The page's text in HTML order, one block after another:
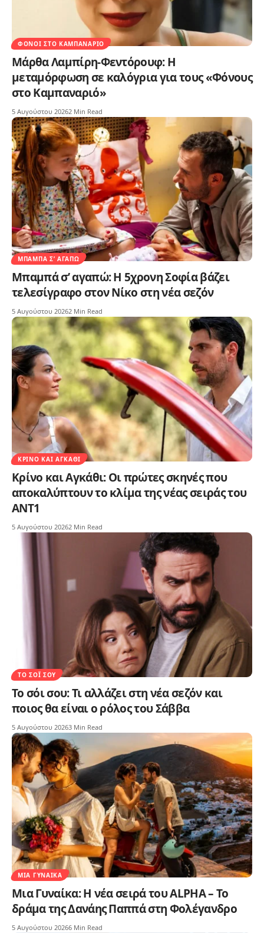
ΦΌΝΟΙ ΣΤΟ ΚΑΜΠΑΝΑΡΙΌ
Μάρθα Λαμπίρη-Φεντόρουφ: Η
μεταμόρφωση σε καλόγρια για τους «Φόνους
στο Καμπαναριό»
5 Αυγούστου 20262 Min Read
ΜΠΑΜΠΆ Σ’ ΑΓΑΠΏ
Μπαμπά σ’ αγαπώ: Η 5χρονη Σοφία βάζει
τελεσίγραφο στον Νίκο στη νέα σεζόν
5 Αυγούστου 20262 Min Read
ΚΡΊΝΟ ΚΑΙ ΑΓΚΆΘΙ
Κρίνο και Αγκάθι: Οι πρώτες σκηνές που
αποκαλύπτουν το κλίμα της νέας σειράς του
ΑΝΤ1
5 Αυγούστου 20262 Min Read
ΤΟ ΣΌΙ ΣΟΥ
Το σόι σου: Τι αλλάζει στη νέα σεζόν και
ποιος θα είναι ο ρόλος του Σάββα
5 Αυγούστου 20263 Min Read
ΜΙΑ ΓΥΝΑΊΚΑ
Μια Γυναίκα: Η νέα σειρά του ALPHA – Το
δράμα της Δανάης Παππά στη Φολέγανδρο
5 Αυγούστου 20266 Min Read